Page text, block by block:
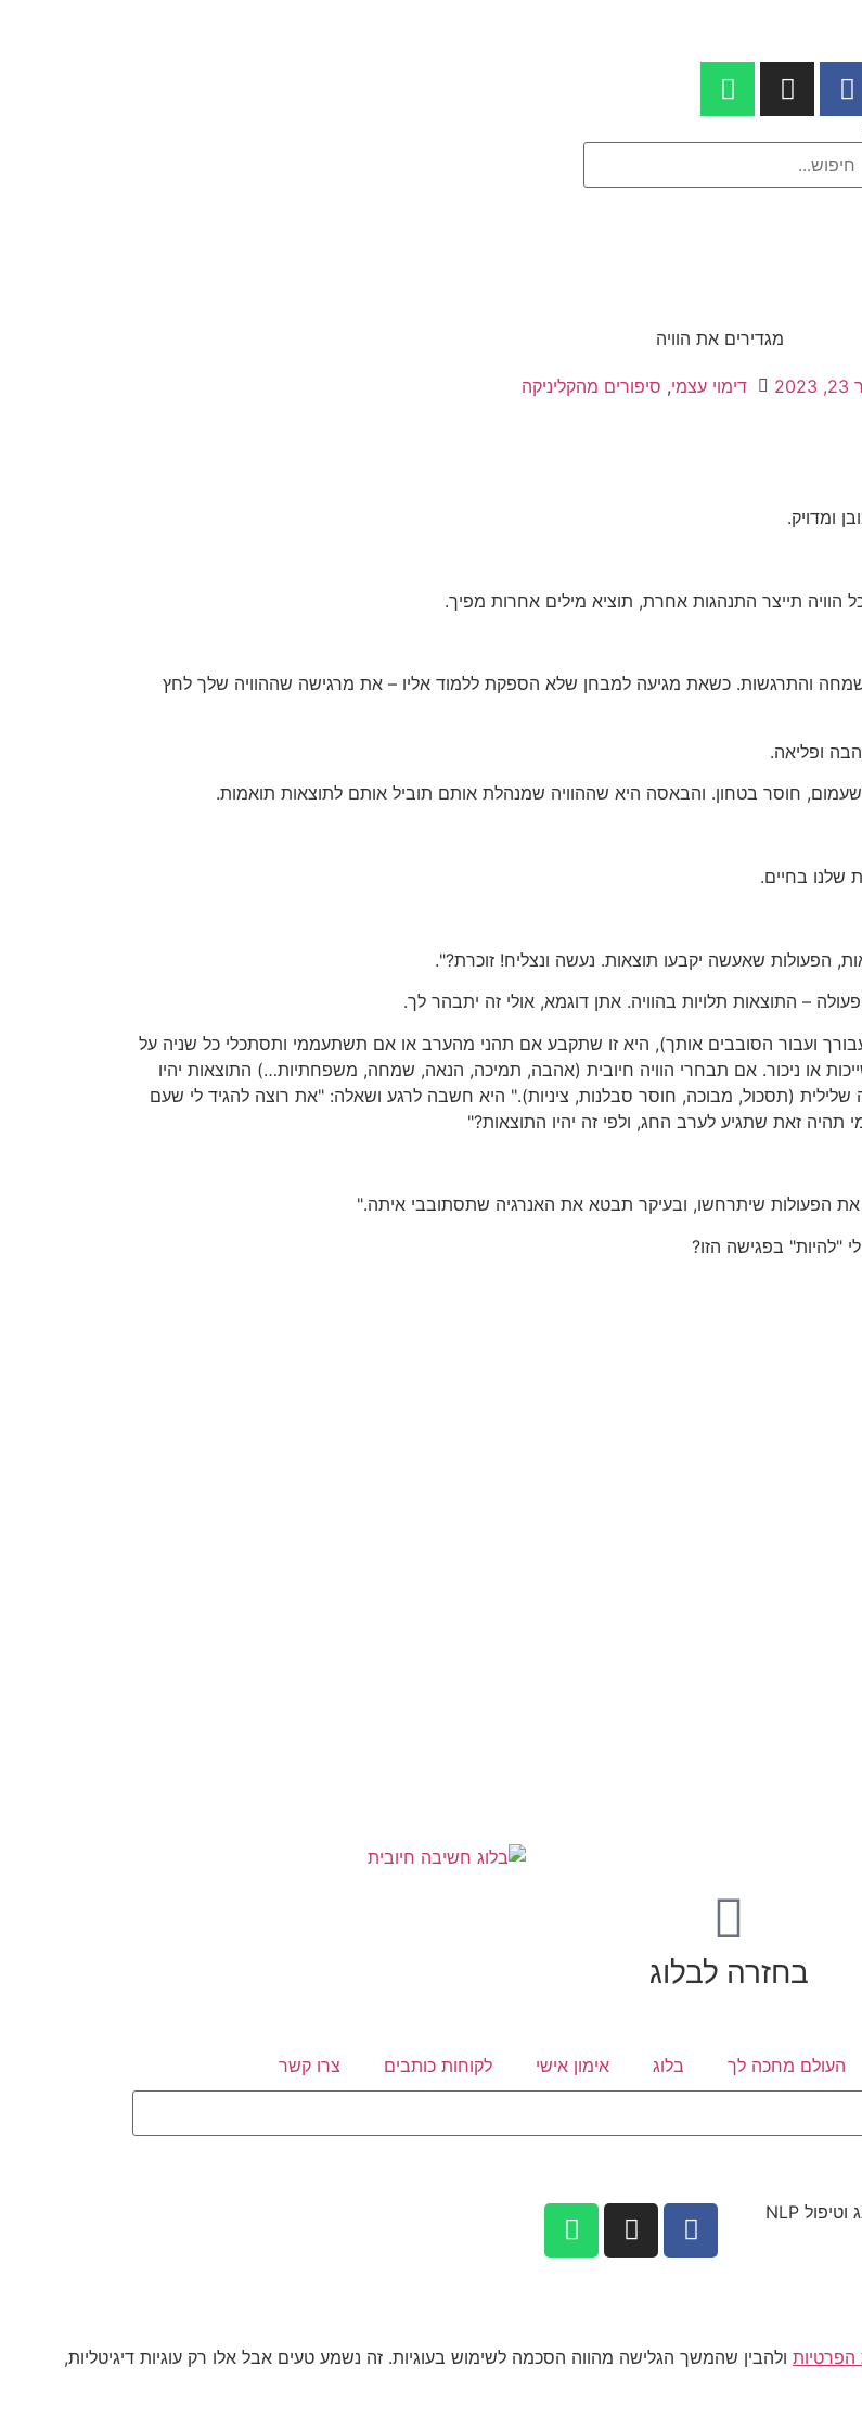
דימוי עצמי, סיפורים מהקליניקה
ומדויק.
הוויה תייצר התנהגות אחרת, תוציא מילים אחרות מפיך.
והתרגשות. כשאת מגיעה למבחן שלא הספקת ללמוד אליו – את מרגישה שההוויה שלך לחץ
ופליאה.
חוסר בטחון. והבאסה היא שההוויה שמנהלת אותם תוביל אותם לתוצאות תואמות.
שלנו בחיים.
הפעולות שאעשה יקבעו תוצאות. נעשה ונצליח! זוכרת?".
– התוצאות תלויות בהוויה. אתן דוגמא, אולי זה יתבהר לך.
ועבור הסובבים אותך), היא זו שתקבע אם תהני מהערב או אם תשתעממי ותסתכלי כל שניה על
או ניכור. אם תבחרי הוויה חיובית (אהבה, תמיכה, הנאה, שמחה, משפחתיות…) התוצאות יהיו
שלילית (תסכול, מבוכה, חוסר סבלנות, ציניות)." היא חשבה לרגע ושאלה: "את רוצה להגיד לי שעם
זאת שתגיע לערב החג, ולפי זה יהיו התוצאות?"
הפעולות שיתרחשו, ובעיקר תבטא את האנרגיה שתסתובבי איתה."
"להיות" בפגישה הזו?
בחזרה לבלוג
העולם מחכה לך בלוג אימון אישי לקוחות כותבים צרו קשר
הפרטיות ולהבין שהמשך הגלישה מהווה הסכמה לשימוש בעוגיות. זה נשמע טעים אבל אלו רק עוגיות דיגיטליות,